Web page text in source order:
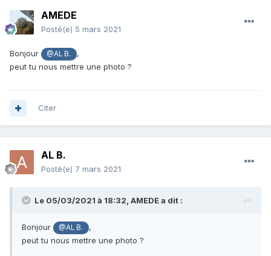
AMEDE
Posté(e) 5 mars 2021
Bonjour @AL B.
,
peut tu nous mettre une photo ?
Citer
AL B.
Posté(e) 7 mars 2021
Le 05/03/2021 à 18:32, AMEDEa dit :
Bonjour @AL B.
,
peut tu nous mettre une photo ?